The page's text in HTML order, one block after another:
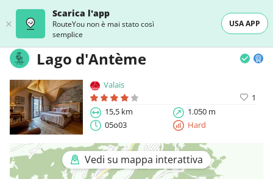
Scarica l'app
RouteYou non è mai stato così
semplice
USA APP
Lago d'Antème
Valais
1
15,5 km
1.050 m
05o03
Hard
Vedi su mappa interattiva